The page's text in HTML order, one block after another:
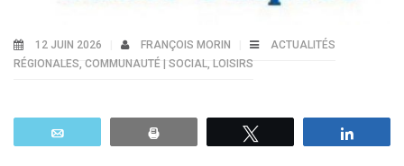
12 JUIN 2026 FRANÇOIS MORIN
ACTUALITÉS
RÉGIONALES, COMMUNAUTÉ | SOCIAL, LOISIRS